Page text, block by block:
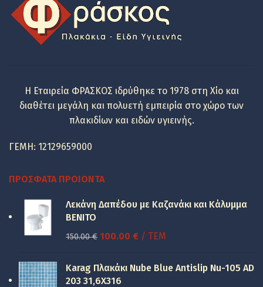
88.00 €.
Η Εταιρεία ΦΡΑΣΚΟΣ ιδρύθηκε το 1978 στη Χίο και
διαθέτει μεγάλη και πολυετή εμπειρία στο χώρο των
πλακιδίων και ειδών υγιεινής.
ΓΕΜΗ: 12129659000
ΠΡΌΣΦΑΤΑ ΠΡΟΙΌΝΤΑ
Λεκάνη Δαπέδου με Καζανάκι και Κάλυμμα
BENITO
150.00€ Original
was:
150.00 €.
100.00 €Η
τιμή
/ ΤΕΜ
Karag Πλακάκι Nube Blue Antislip Nu-105 AD
203 31,6X316